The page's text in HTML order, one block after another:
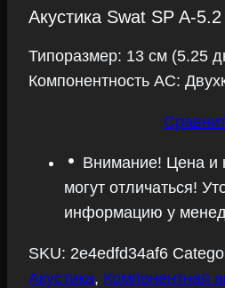
Акустика Swat SP A-5.2
Типоразмер: 13 см (5.25
Компонентность АС:
Внимание! Цена и
могут отличаться!
информацию у
SKU: 2e4edfd34af6
Акустика, Компонентная